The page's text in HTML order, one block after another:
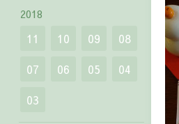
2018
11 10 09
08
07
06 05
04
03